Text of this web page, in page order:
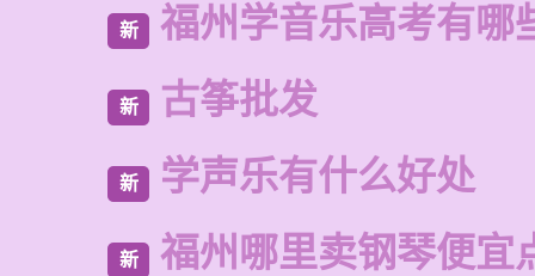
新 福州学音乐高考有哪
新 古筝批发
新 学声乐有什么好处
新 福州哪里卖钢琴便宜